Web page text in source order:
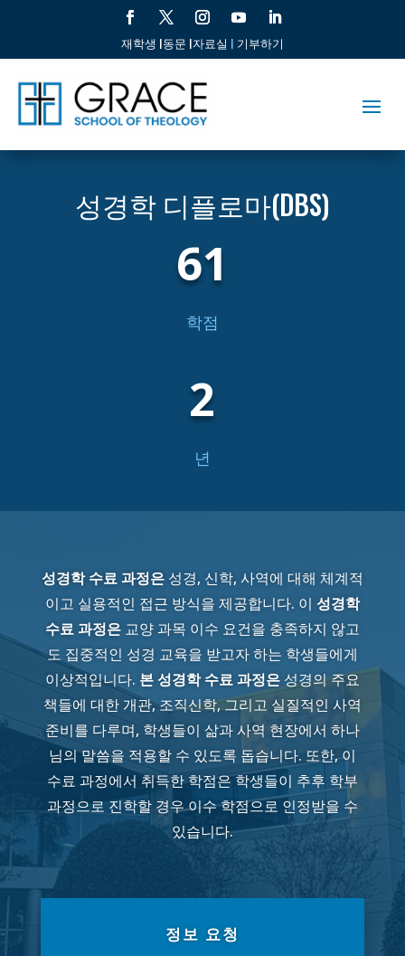
재학생 |동문 |자료실 | 기부하기
성경학 디플로마(DBS)
61
학점
2
년
성경학 수료 과정은성경, 신학, 사역에 대해 체계적
이고 실용적인 접근 방식을 제공합니다. 이 성경학
수료 과정은교양 과목 이수 요건을 충족하지 않고
도 집중적인 성경 교육을 받고자 하는 학생들에게
이상적입니다. 본 성경학 수료 과정은성경의 주요
책들에 대한 개관, 조직신학, 그리고 실질적인 사역
준비를 다루며, 학생들이 삶과 사역 현장에서 하나
님의 말씀을 적용할 수 있도록 돕습니다. 또한, 이
수료 과정에서 취득한 학점은 학생들이 추후 학부
과정으로 진학할 경우 이수 학점으로 인정받을 수
있습니다.
정보 요청